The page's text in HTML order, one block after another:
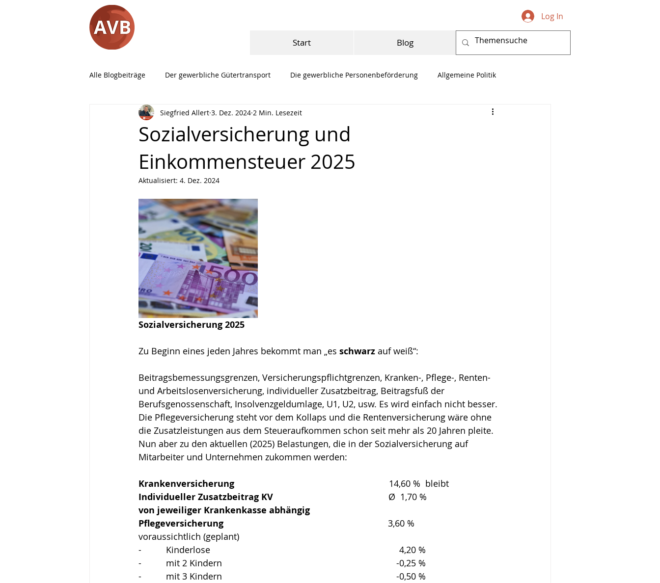
Log In
Start Blog
Alle Blogbeiträge Der gewerbliche Gütertransport Die gewerbliche Personenbeförderung Allgemeine Politik
Rund um die IHK Vorschriften, Gesetze, Verordnungen
Sozialversicherung und
Einkommensteuer 2025
Siegfried Allert 3. Dez. 2024 2 Min. Lesezeit
Aktualisiert: 4. Dez. 2024
Sozialversicherung 2025
Zu Beginn eines jeden Jahres bekommt man „es schwarz auf weiß“:
Beitragsbemessungsgrenzen, Versicherungspflichtgrenzen, Kranken-, Pflege-, Renten-
und Arbeitslosenversicherung, individueller Zusatzbeitrag, Beitragsfuß der
Berufsgenossenschaft, Insolvenzgeldumlage, U1, U2, usw. Es wird einfach nicht besser.
Die Pflegeversicherung steht vor dem Kollaps und die Rentenversicherung wäre ohne
die Zusatzleistungen aus dem Steueraufkommen schon seit mehr als 20 Jahren pleite.
Nun aber zu den aktuellen (2025) Belastungen, die in der Sozialversicherung auf
Mitarbeiter und Unternehmen zukommen werden:
Krankenversicherung 14,60 %  bleibt
Individueller Zusatzbeitrag KV Ø  1,70 %
von jeweiliger Krankenkasse abhängig
Pflegeversicherung
3,60 %
voraussichtlich (geplant)
-          Kinderlose                                                                             4,20 %
-          mit 2 Kindern                                                                       -0,25 %
-          mit 3 Kindern                                                                       -0,50 %